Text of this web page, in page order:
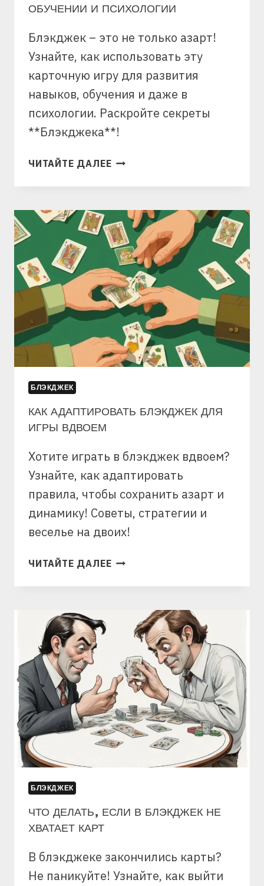
ОБУЧЕНИИ И ПСИХОЛОГИИ
Блэкджек – это не только азарт!
Узнайте, как использовать эту
карточную игру для развития
навыков, обучения и даже в
психологии. Раскройте секреты
**Блэкджека**!
ЧИТАЙТЕ ДАЛЕЕКАК
БЛЭКДЖЕК
ОБУЧЕНИИ
И
ПСИХОЛОГИИ
БЛЭКДЖЕК
КАК АДАПТИРОВАТЬ БЛЭКДЖЕК ДЛЯ
ИГРЫ ВДВОЕМ
Хотите играть в блэкджек вдвоем?
Узнайте, как адаптировать
правила, чтобы сохранить азарт и
динамику! Советы, стратегии и
веселье на двоих!
ЧИТАЙТЕ ДАЛЕЕКАК
БЛЭКДЖЕК
ВДВОЕМ
БЛЭКДЖЕК
ЧТО ДЕЛАТЬ, ЕСЛИ В БЛЭКДЖЕК НЕ
ХВАТАЕТ КАРТ
В блэкджеке закончились карты?
Не паникуйте! Узнайте, как выйти